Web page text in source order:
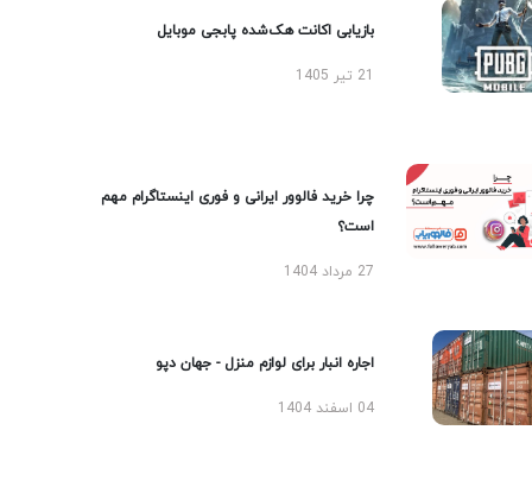
بازیابی اکانت هک‌شده پابجی موبایل
چرا خرید فالوور ایرانی و فوری اینستاگرام مهم
است؟
27 مرداد 1404
اجاره انبار برای لوازم منزل - جهان دپو
04 اسفند 1404